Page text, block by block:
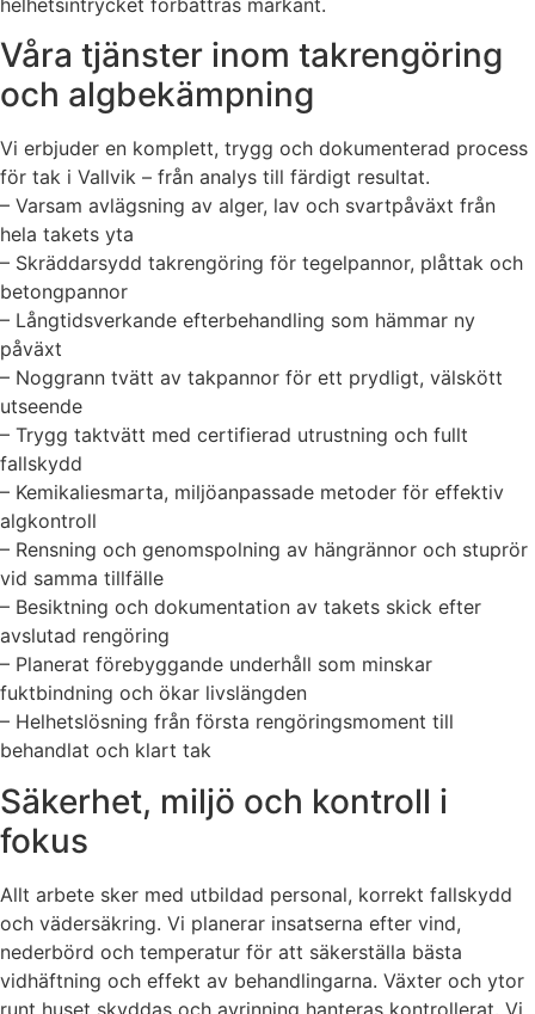
Våra tjänster inom takrengöring
och algbekämpning
Vi erbjuder en komplett, trygg och dokumenterad process
för tak i Vallvik – från analys till färdigt resultat.
– Varsam avlägsning av alger, lav och svartpåväxt från
hela takets yta
– Skräddarsydd takrengöring för tegelpannor, plåttak och
betongpannor
– Långtidsverkande efterbehandling som hämmar ny
påväxt
– Noggrann tvätt av takpannor för ett prydligt, välskött
utseende
– Trygg taktvätt med certifierad utrustning och fullt
fallskydd
– Kemikaliesmarta, miljöanpassade metoder för effektiv
algkontroll
– Rensning och genomspolning av hängrännor och stuprör
vid samma tillfälle
– Besiktning och dokumentation av takets skick efter
avslutad rengöring
– Planerat förebyggande underhåll som minskar
fuktbindning och ökar livslängden
– Helhetslösning från första rengöringsmoment till
behandlat och klart tak
Säkerhet, miljö och kontroll i
fokus
Allt arbete sker med utbildad personal, korrekt fallskydd
och vädersäkring. Vi planerar insatserna efter vind,
nederbörd och temperatur för att säkerställa bästa
vidhäftning och effekt av behandlingarna. Växter och ytor
runt huset skyddas och avrinning hanteras kontrollerat. Vi